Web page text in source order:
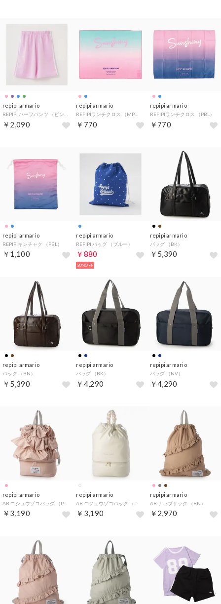
repipi armario
￥2,090
repipi armario
￥770
repipi armario
REPIPIランチクロス （PBL）
￥770
repipi armario
REPIPIキンチャク （PBL）
￥1,100
repipi armario
REPIPI バッグ （ブルー）
￥880
20%OFF
repipi armario
バッグ （BK）
￥5,390
repipi armario
バッグ （BN）
￥5,390
repipi armario
バッグ （BK）
￥4,290
repipi armario
バッグ （NV）
￥4,290
repipi armario
￥3,190
repipi armario
￥3,190
repipi armario
AB ナップサック （BN）
￥2,970